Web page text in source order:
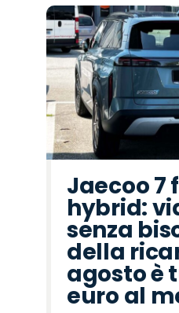
Promo
Hyundai
Promo
Fiat
Promo
Abarth
Promo
Cupra
Promo
Jeep
Promo
Citroën
Promo
Peugeot
Promo
Lancia
Promo
Mazda
Promo
Opel
Promo
Omoda
Promo
Alfa
Romeo
Promo
Seat
Promo
Land
Rover
Promo
Jaecoo
Jaecoo 7
hybrid:
senza
della
agosto è
euro al